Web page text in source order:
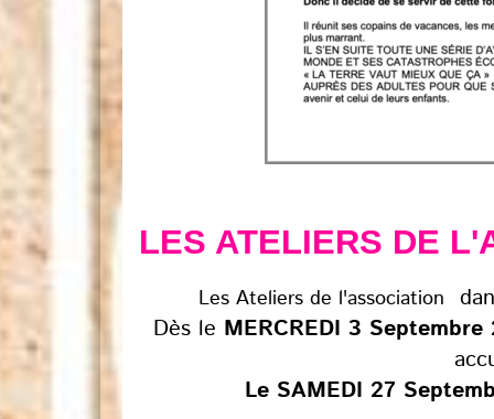
LES ATELIERS DE
Les Ateliers de l'association
Dès le MERCREDI 3 Septembre
Le SAMEDI 27